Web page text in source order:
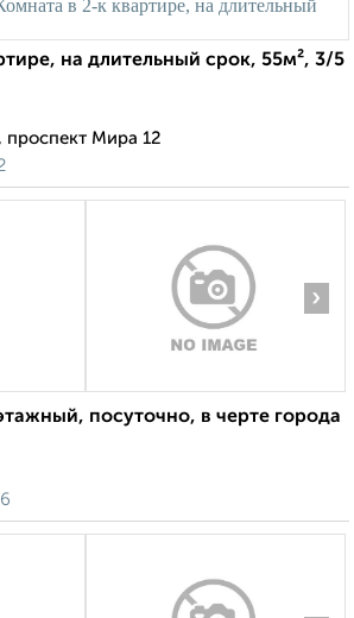
на длительный срок, 55м², 3/5
проспект Мира 12
›
посуточно, в черте города